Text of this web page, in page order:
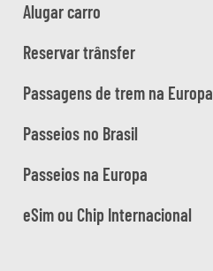
Alugar carro
Reservar trânsfer
Passagens de trem na Europa
Passeios no Brasil
Passeios na Europa
eSim ou Chip Internacional